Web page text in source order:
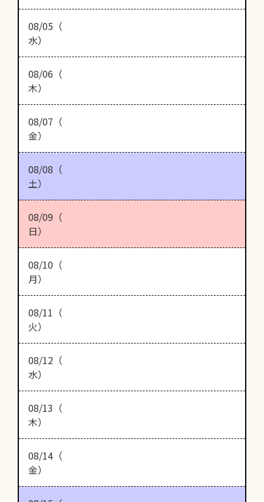
08/05（
水）
08/06（
木）
08/07（
金）
08/08（
土）
08/09（
日）
08/10（
月）
08/11（
火）
08/12（
水）
08/13（
木）
08/14（
金）